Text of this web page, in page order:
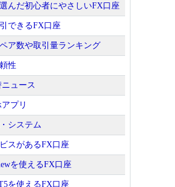
んだ初心者にやさしいFX口座
できるFX口座
ア数や取引量ランキング
性
ュース
プリ
システム
スがあるFX口座
を使えるFX口座
を使えるFX口座